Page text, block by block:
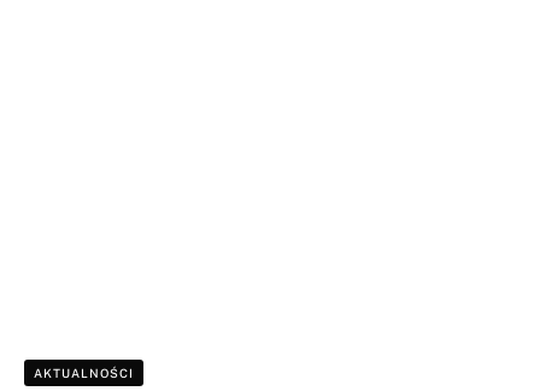
AKTUALNOŚCI